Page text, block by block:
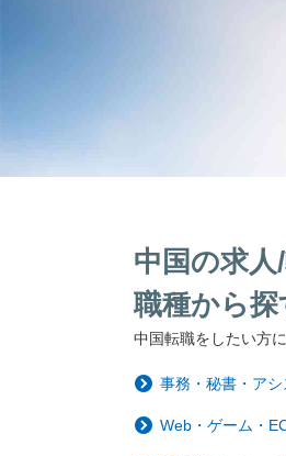
中国の求人
職種から探
中国転職をしたい方
事務・秘書・ア
Web・ゲーム・